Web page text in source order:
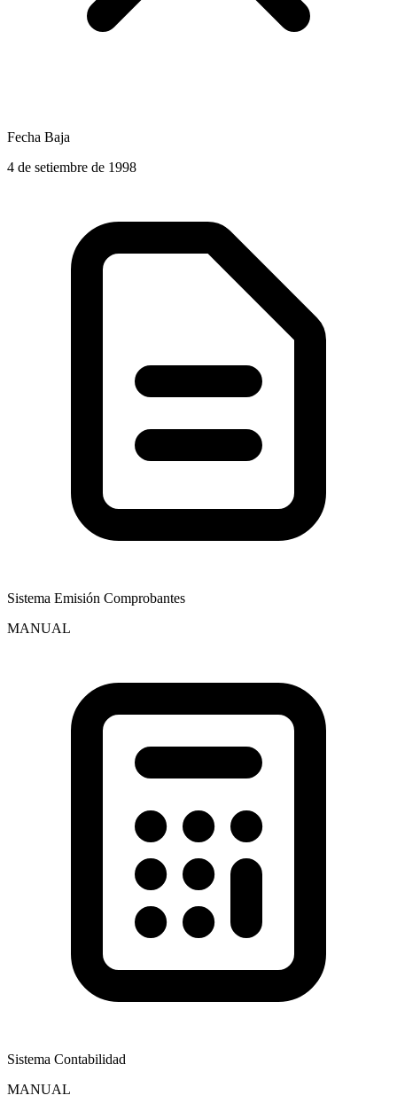
Fecha Baja
4 de setiembre de 1998
Sistema Emisión Comprobantes
MANUAL
Sistema Contabilidad
MANUAL